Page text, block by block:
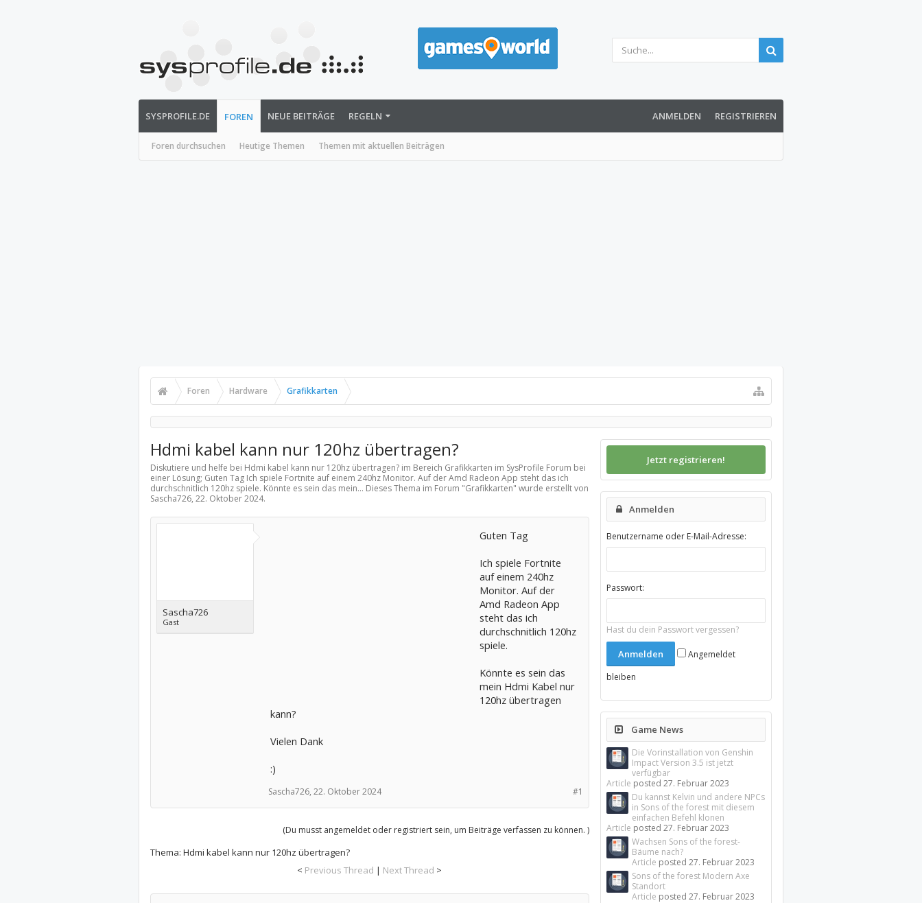
SYSPROFILE.DE FOREN
Foren durchsuchen Heutige Themen Themen mit aktuellen Beiträgen
NEUE BEITRÄGE REGELN ANMELDEN REGISTRIEREN
Foren Hardware Grafikkarten
Hdmi kabel kann nur 120hz übertragen?
Diskutiere und helfe bei Hdmi kabel kann nur 120hz übertragen? im Bereich Grafikkarten im SysProfile Forum bei
einer Lösung; Guten Tag Ich spiele Fortnite auf einem 240hz Monitor. Auf der Amd Radeon App steht das ich
durchschnitlich 120hz spiele. Könnte es sein das mein... Dieses Thema im Forum "Grafikkarten" wurde erstellt von
Sascha726, 22. Oktober 2024.
Sascha726
Gast
Guten Tag
Ich spiele Fortnite
auf einem 240hz
Monitor. Auf der
Amd Radeon App
steht das ich
durchschnitlich 120hz
spiele.
Könnte es sein das
mein Hdmi Kabel nur
120hz übertragen
kann?
Vielen Dank
:)
#1
Sascha726, 22. Oktober 2024
(Du musst angemeldet oder registriert sein, um Beiträge verfassen zu können. )
Thema: Hdmi kabel kann nur 120hz übertragen?
< Previous Thread | Next Thread >
Jetzt registrieren!
Anmelden
Benutzername oder E-Mail-Adresse:
Passwort:
Hast du dein Passwort vergessen?
Angemeldet
bleiben
Game News
Die Vorinstallation von Genshin
Impact Version 3.5 ist jetzt
verfügbar
Article posted27. Februar 2023
Du kannst Kelvin und andere NPCs
in Sons of the forest mit diesem
einfachen Befehl klonen
Article posted27. Februar 2023
Wachsen Sons of the forest-
Bäume nach?
Article posted27. Februar 2023
Sons of the forest Modern Axe
Standort
Article posted27. Februar 2023